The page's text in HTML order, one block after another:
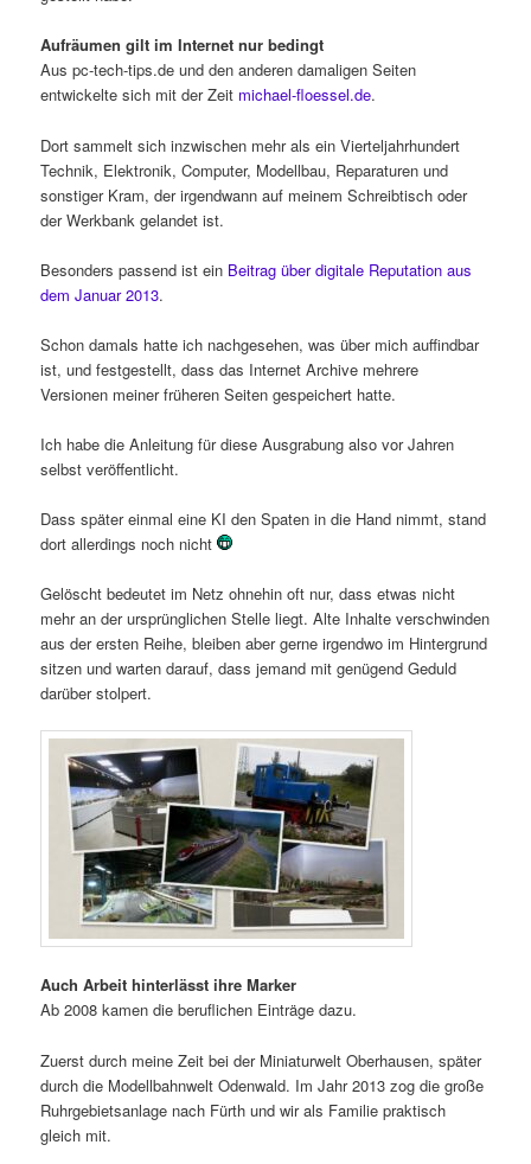
Aufräumen gilt im Internet nur bedingt
Aus pc-tech-tips.de und den anderen damaligen Seiten
entwickelte sich mit der Zeit michael-floessel.de.
Dort sammelt sich inzwischen mehr als ein Vierteljahrhundert
Technik, Elektronik, Computer, Modellbau, Reparaturen und
sonstiger Kram, der irgendwann auf meinem Schreibtisch oder
der Werkbank gelandet ist.
Besonders passend ist ein Beitrag über digitale Reputation aus
dem Januar 2013.
Schon damals hatte ich nachgesehen, was über mich auffindbar
ist, und festgestellt, dass das Internet Archive mehrere
Versionen meiner früheren Seiten gespeichert hatte.
Ich habe die Anleitung für diese Ausgrabung also vor Jahren
selbst veröffentlicht.
Dass später einmal eine KI den Spaten in die Hand nimmt, stand
dort allerdings noch nicht
Gelöscht bedeutet im Netz ohnehin oft nur, dass etwas nicht
mehr an der ursprünglichen Stelle liegt. Alte Inhalte verschwinden
aus der ersten Reihe, bleiben aber gerne irgendwo im Hintergrund
sitzen und warten darauf, dass jemand mit genügend Geduld
darüber stolpert.
Auch Arbeit hinterlässt ihre Marker
Ab 2008 kamen die beruflichen Einträge dazu.
Zuerst durch meine Zeit bei der Miniaturwelt Oberhausen, später
durch die Modellbahnwelt Odenwald. Im Jahr 2013 zog die große
Ruhrgebietsanlage nach Fürth und wir als Familie praktisch
gleich mit.